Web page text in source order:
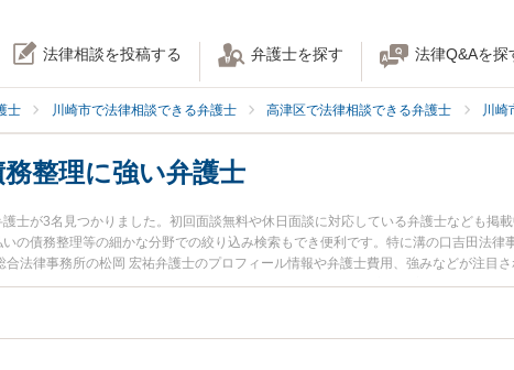
法律相談を投稿する 弁護士を探す 法律Q&Aを探
士 川崎市で法律相談できる弁護士 高津区で法律相談できる弁護士 川崎
整理に強い弁護士
士が3名見つかりました。初回面談無料や休日面談に対応している弁護士なども掲
の債務整理等の細かな分野での絞り込み検索もでき便利です。特に溝の口吉田法律
法律事務所の松岡 宏祐弁護士のプロフィール情報や弁護士費用、強みなどが注目
弁護士に相談したい』『奨学金の債務整理のトラブル解決の実績豊富な近くの弁護
に相談予約したい』などでお困りの相談者さんにおすすめです。